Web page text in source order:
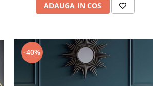
ADAUGA IN COS
-40%